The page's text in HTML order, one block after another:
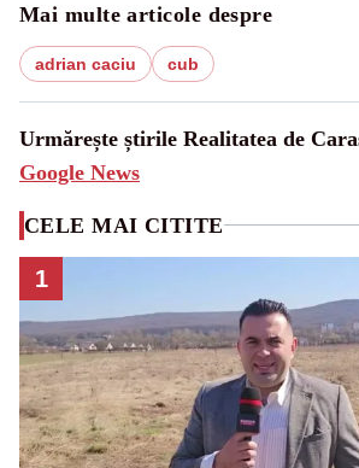
Mai multe articole despre
adrian caciu cub
Urmărește știrile Realitatea de
Google News
CELE MAI CITITE
1